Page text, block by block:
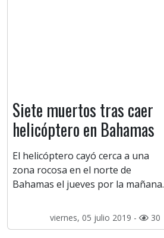
Siete muertos tras caer
helicóptero en Bahamas
El helicóptero cayó cerca a una
zona rocosa en el norte de
Bahamas el jueves por la mañana.
viernes, 05 julio 2019 - 30